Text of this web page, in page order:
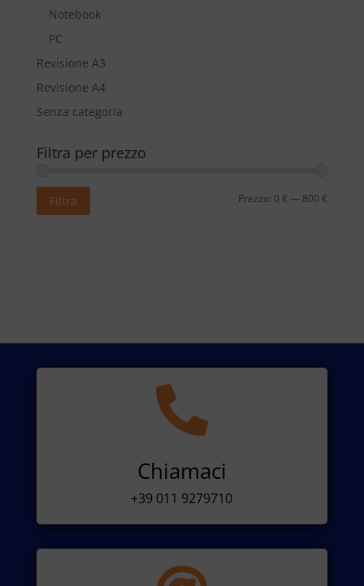
Notebook
PC
Revisione A3
Revisione A4
Senza categoria
Filtra per prezzo
Filtra Prezzo: 0 € — 800 €

Chiamaci
+39 011 9279710